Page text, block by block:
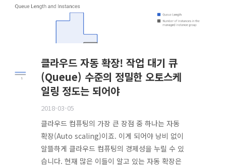
클라우드 자동 확장! 작업 대기 큐
(Queue) 수준의 정밀한 오토스케
일링 정도는 되어야
2018-03-05
클라우드 컴퓨팅의 가장 큰 장점 중 하나는 자동
확장(Auto scaling)이죠. 이게 되어야 낭비 없이
알뜰하게 클라우드 컴퓨팅의 경제성을 누릴 수 있
습니다. 현재 많은 이들이 알고 있는 자동 확장은